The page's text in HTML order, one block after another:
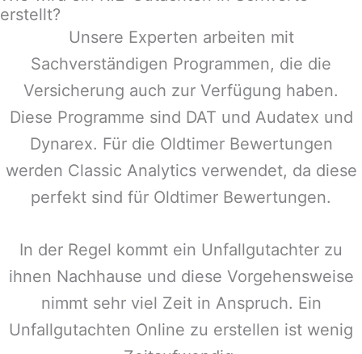
erstellt?
Unsere Experten arbeiten mit
Sachverständigen Programmen, die die
Versicherung auch zur Verfügung haben.
Diese Programme sind DAT und Audatex und
Dynarex. Für die Oldtimer Bewertungen
werden Classic Analytics verwendet, da diese
perfekt sind für Oldtimer Bewertungen.
In der Regel kommt ein Unfallgutachter zu
ihnen Nachhause und diese Vorgehensweise
nimmt sehr viel Zeit in Anspruch. Ein
Unfallgutachten Online zu erstellen ist wenig